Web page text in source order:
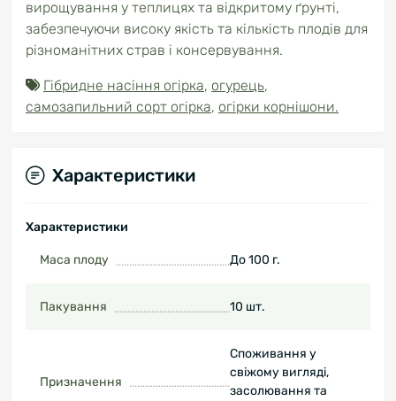
вирощування у теплицях та відкритому ґрунті,
забезпечуючи високу якість та кількість плодів для
різноманітних страв і консервування.
Гібридне насіння огірка, огурець,
самозапильний сорт огірка, огірки корнішони.
Характеристики
Характеристики
Маса плоду До 100 г.
Пакування 10 шт.
Призначення
Споживання у
свіжому вигляді,
засолювання та